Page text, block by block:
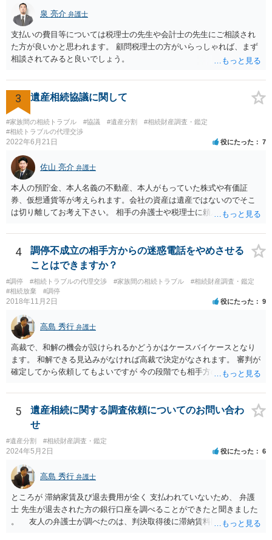
ば、まずそれを書くとよいです。 次に「申立ての理由」のところに、
なぜ調停を申し立てたのか(例えば、あかささんと話合いが出来ない／
決裂した、など)や亡くなった方・あかささん・お姉さん間の事情やい
きさつなどが書かれていると思うので、あかささんから見てそれは違
うと感じるところは、どのように違うのか、など書くとよいです。 そ
の他、お姉さんの申立書には書かれていないけど、どのように遺産を
った等)、それも書くとよいです。 書かない方が良いと思うことは、遺
産分割に関係ない(と思われる)いきさつを沢山盛り込むことだと考えま
す(あくまで遺産分割に関係することに留める方が、裁判所や調停委員
の方に事情を理解してもらいやすいと思います)。
泉 亮介 弁護士
支払いの費目等については税理士の先生や会計士の先生にご相談され
た方が良いかと思われます。 顧問税理士の方がいらっしゃれば、まず
相談されてみると良いでしょう。
3 遺産相続協議に関して
#家族間の相続トラブル #協議 #遺産分割
#相続財産調査・鑑定
#相続トラブルの代理交渉
2022年6月21日 役にたった 7
佐山 亮介 弁護士
本人の預貯金、本人名義の不動産、本人がもっていた株式や有価証
券、仮想通貨等が考えられます。会社の資産は遺産ではないのでそこ
は切り離してお考え下さい。 相手の弁護士や税理士に頼んでも守秘義
意に開示を求め、応じなければ「調査嘱託」という手続きを使って銀
行等に照会をかけることになるでしょう。 不動産は、相続登記が済ん
でいなければ市役所ないし区役所に、お子様と義父様のつながりがわ
かる戸籍一式を揃えてもちこみ、「名寄せ」という手続きをすると、
分かると思います。遺産分割協議書の偽造等により既に相続登記され
てしまっている場合は、住所などに当たりをつけて登記名義を調べて
すが、現代では、各々が自由に価格設定をしていますので、特に相場
はお示しできません。ただし、かつて日本弁護士連合会が設けていた
報酬基準を踏まえて価格設定している弁護士は一定数いると思います
ので、それが一応の目安となるでしょう。
4
調停不成立の相手方からの迷惑電話をやめさせる
ことはできますか？
#調停 #相続トラブルの代理交渉 #家族間の相続トラブル
#相続財産調査・鑑定
#相続放棄
#調停
2018年11月2日 役にたった 9
高島 秀行 弁護士
高裁で、和解の機会が設けられるかどうかはケースバイケースとなり
ます。 和解できる見込みがなければ高裁で決定がなされます。 審判が
確定してから依頼してもよいですが 今の段階でも相手方の連絡が迷惑
5
遺産相続に関する調査依頼についてのお問い合わ
せ
#遺産分割 #相続財産調査・鑑定
2024年5月2日 役にたった 6
高島 秀行 弁護士
ところが 滞納家賃及び退去費用が全く 支払われていないため、 弁護
士 先生が退去された方の銀行口座を調べることができたと聞きました
。 友人の弁護士が調べたのは、判決取得後に滞納賃料回収のため